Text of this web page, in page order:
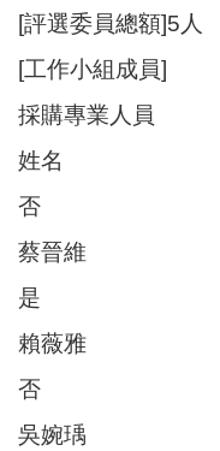
[評選委員總額]5人
[工作小組成員]
採購專業人員
姓名
否
蔡晉維
是
賴薇雅
否
吳婉瑀